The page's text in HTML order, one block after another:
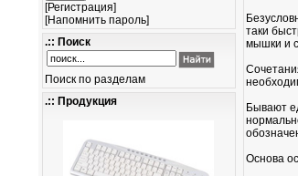
[Регистрация]
[Напомнить пароль]
.:: Поиск
Поиск по разделам
.:: Продукция
таки
мышки и
Бывают
Основа